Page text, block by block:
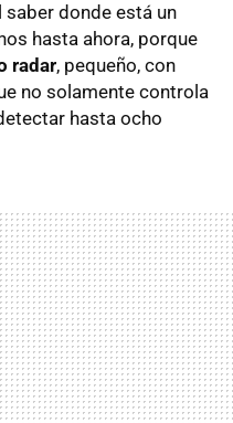
donde está un
hasta ahora, porque
radar, pequeño, con
no solamente controla
hasta ocho